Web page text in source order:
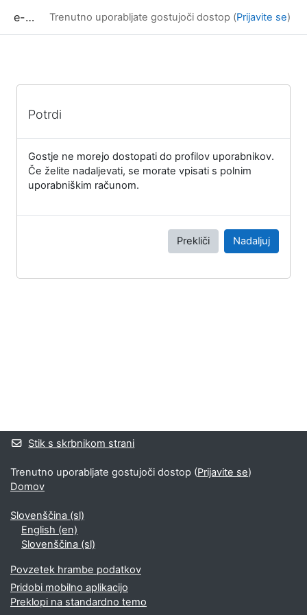
e-učilnica UP FAMNIT Trenutno uporabljate gostujoči dostop (Prijavite se)
Potrdi
Gostje ne morejo dostopati do profilov uporabnikov.
Če želite nadaljevati, se morate vpisati s polnim
uporabniškim računom.
Prekliči Nadaljuj
Stik s skrbnikom strani
Trenutno uporabljate gostujoči dostop (Prijavite se)
Domov
Slovenščina ‎(sl)‎
English ‎(en)‎
Slovenščina ‎(sl)‎
Povzetek hrambe podatkov
Pridobi mobilno aplikacijo
Preklopi na standardno temo